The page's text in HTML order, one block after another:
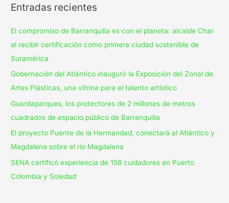
Entradas recientes
El compromiso de Barranquilla es con el planeta: alcalde Char
al recibir certificación como primera ciudad sostenible de
Suramérica
Gobernación del Atlántico inauguró la Exposición del Zonal de
Artes Plásticas, una vitrina para el talento artístico
Guardaparques, los protectores de 2 millones de metros
cuadrados de espacio público de Barranquilla
El proyecto Puente de la Hermandad, conectará al Atlántico y
Magdalena sobre el río Magdalena
SENA certificó experiencia de 158 cuidadores en Puerto
Colombia y Soledad